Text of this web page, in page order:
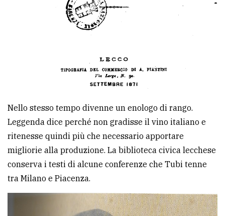
Nello stesso tempo divenne un enologo di rango.
Leggenda dice perché non gradisse il vino italiano e
ritenesse quindi più che necessario apportare
migliorie alla produzione. La biblioteca civica lecchese
conserva i testi di alcune conferenze che Tubi tenne
tra Milano e Piacenza.